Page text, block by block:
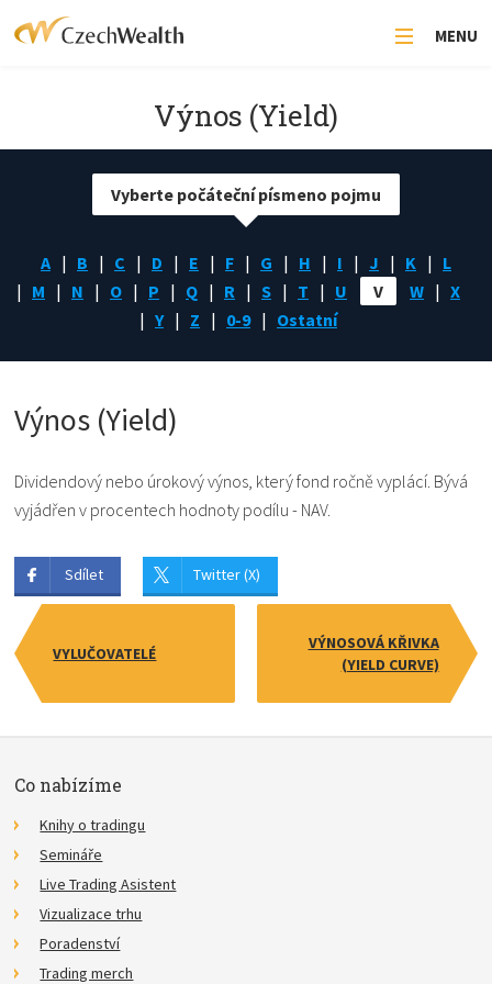
MENU
Výnos (Yield)
A B C D E F G H I J K
L
M
N O P Q R S T U V W
X
Y
Z 0-9 Ostatní
Vyberte počáteční písmeno pojmu
Výnos (Yield)
Dividendový nebo úrokový výnos, který fond ročně vyplácí. Bývá
vyjádřen v procentech hodnoty podílu - NAV.
Sdílet Twitter (X)
VYLUČOVATELÉ
VÝNOSOVÁ KŘIVKA
(YIELD CURVE)
Co nabízíme
Knihy o tradingu
Semináře
Live Trading Asistent
Vizualizace trhu
Poradenství
Trading merch